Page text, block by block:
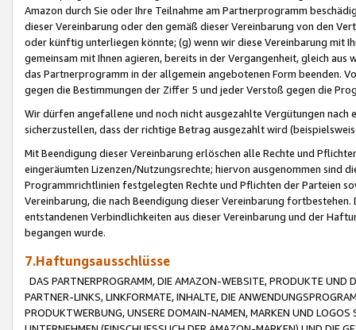
Amazon durch Sie oder Ihre Teilnahme am Partnerprogramm
dieser Vereinbarung oder den gemäß dieser Vereinbarung von den
oder künftig unterliegen könnte; (g) wenn wir diese Vereinbarung mit
gemeinsam mit Ihnen agieren, bereits in der Vergangenheit, gleich
das Partnerprogramm in der allgemein angebotenen Form beenden.
gegen die Bestimmungen der Ziffer 5 und jeder Verstoß gegen die
Wir dürfen angefallene und noch nicht ausgezahlte Vergütungen
sicherzustellen, dass der richtige Betrag ausgezahlt wird
Mit Beendigung dieser Vereinbarung erlöschen alle Rechte und
eingeräumten Lizenzen/Nutzungsrechte; hiervon ausgenommen sind
Programmrichtlinien festgelegten Rechte und Pflichten der Parteien
Vereinbarung, die nach Beendigung dieser Vereinbarung
entstandenen Verbindlichkeiten aus dieser Vereinbarung und der
begangen wurde.
7.Haftungsausschlüsse
DAS PARTNERPROGRAMM, DIE AMAZON-WEBSITE, PRODUKTE UND
PARTNER-LINKS, LINKFORMATE, INHALTE, DIE
PRODUKTWERBUNG, UNSERE DOMAIN-NAMEN, MARKEN UND